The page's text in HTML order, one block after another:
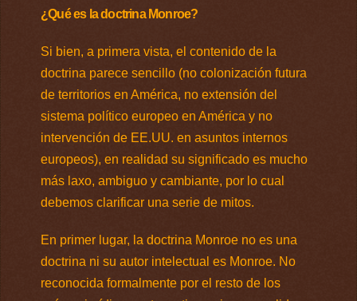
¿Qué es la doctrina Monroe?
Si bien, a primera vista, el contenido de la
doctrina parece sencillo (no colonización futura
de territorios en América, no extensión del
sistema político europeo en América y no
intervención de EE.UU. en asuntos internos
europeos), en realidad su significado es mucho
más laxo, ambiguo y cambiante, por lo cual
debemos clarificar una serie de mitos.
En primer lugar, la doctrina Monroe no es una
doctrina ni su autor intelectual es Monroe. No
reconocida formalmente por el resto de los